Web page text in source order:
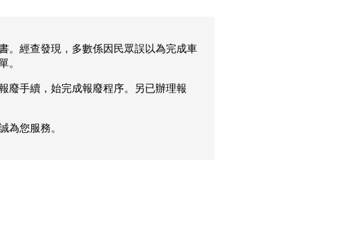
。經查發現，多數係因民眾誤以為完成車
。
廢手續，始完成報廢程序。另已辦理報
為您服務。